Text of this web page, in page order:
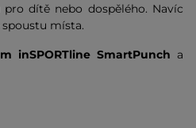
dítě nebo dospělého. Navíc
místa.
inSPORTline SmartPunch a